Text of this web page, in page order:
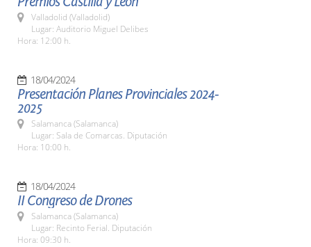
Valladolid (Valladolid)
Lugar: Auditorio Miguel Delibes
Hora: 12:00 h.
18/04/2024
Presentación Planes Provinciales 2024-
2025
Salamanca (Salamanca)
Lugar: Sala de Comarcas. Diputación
Hora: 10:00 h.
18/04/2024
II Congreso de Drones
Salamanca (Salamanca)
Lugar: Recinto Ferial. Diputación
Hora: 09:30 h.